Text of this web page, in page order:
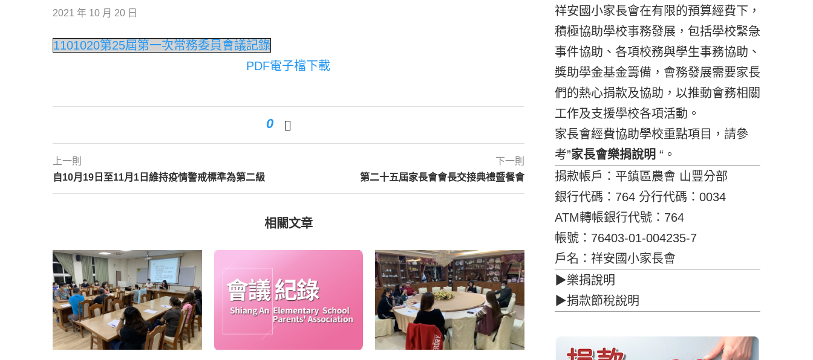
2021 年 10 月 20 日
1101020第25屆第一次常務委員會議記錄
PDF電子檔下載
0
上一則
自10月19日至11月1日維持疫情警戒標準為第二級
下一則
第二十五屆家長會會長交接典禮暨餐會
相關文章
祥安國小家長會在有限的預算經費下，
積極協助學校事務發展，包括學校緊急
事件協助、各項校務與學生事務協助、
獎助學金基金籌備，會務發展需要家長
們的熱心捐款及協助，以推動會務相關
工作及支援學校各項活動。
家長會經費協助學校重點項目，請參
考”家長會樂捐說明 “。
捐款帳戶：平鎮區農會 山豐分部
銀行代碼：764 分行代碼：0034
ATM轉帳銀行代號：764
帳號：76403-01-004235-7
戶名：祥安國小家長會
▶樂捐說明
▶捐款節稅說明